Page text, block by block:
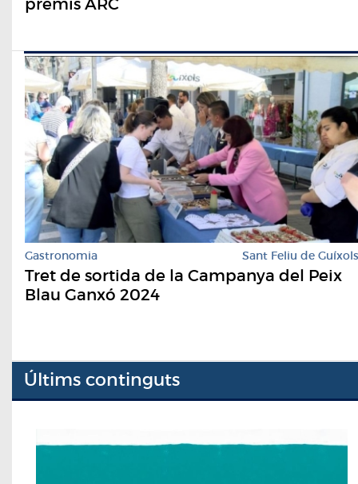
Gastronomia Sant Feliu de Guíxols
Tret de sortida de la Campanya del Peix
Blau Ganxó 2024
Últims continguts